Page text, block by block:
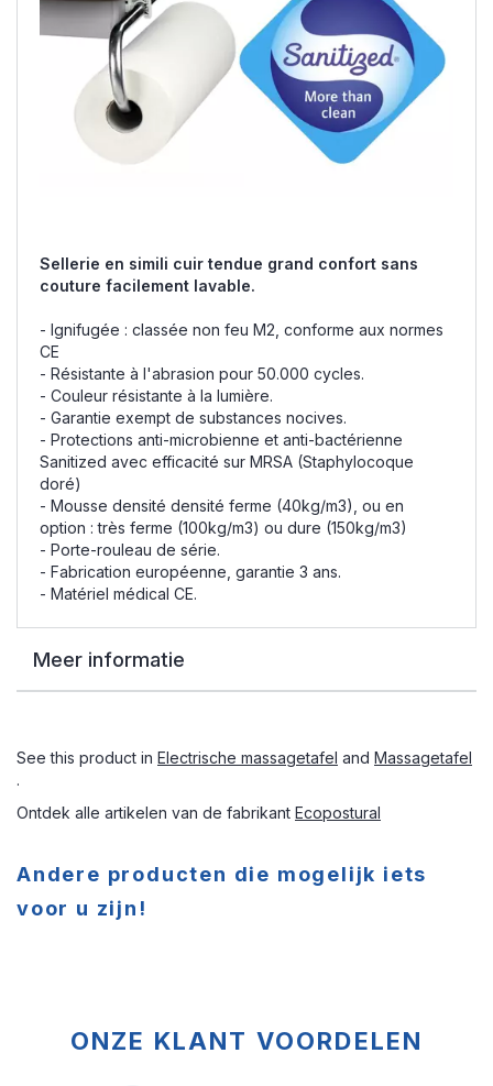
Sellerie en simili cuir tendue grand confort sans
couture facilement lavable.
- Ignifugée : classée non feu M2, conforme aux normes
CE
- Résistante à l'abrasion pour 50.000 cycles.
- Couleur résistante à la lumière.
- Garantie exempt de substances nocives.
- Protections anti-microbienne et anti-bactérienne
Sanitized avec efficacité sur MRSA (Staphylocoque
doré)
- Mousse densité densité ferme (40kg/m3), ou en
option : très ferme (100kg/m3) ou dure (150kg/m3)
- Porte-rouleau de série.
- Fabrication européenne, garantie 3 ans.
- Matériel médical CE.
Meer informatie
See this product in Electrische massagetafel and Massagetafel
.
Ontdek alle artikelen van de fabrikant Ecopostural
Andere producten die mogelijk iets
voor u zijn!
ONZE KLANT VOORDELEN